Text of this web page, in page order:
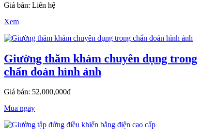
Giá bán: Liên hệ
Xem
Giường thăm khám chuyên dụng trong
chẩn đoán hình ảnh
Giá bán: 52,000,000đ
Mua ngay